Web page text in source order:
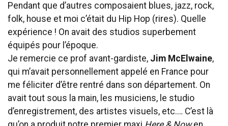
Pendant que d’autres composaient blues, jazz, rock,
folk, house et moi c’était du Hip Hop (rires). Quelle
expérience ! On avait des studios superbement
équipés pour l’époque.
Je remercie ce prof avant-gardiste, Jim McElwaine,
qui m’avait personnellement appelé en France pour
me féliciter d’être rentré dans son département. On
avait tout sous la main, les musiciens, le studio
d’enregistrement, des artistes visuels, etc.… C’est là